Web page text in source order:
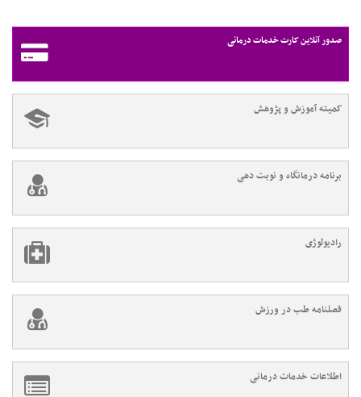
صدور آنلاین کارت خدمات درمانی
کمیته آموزش و پژوهش
برنامه درمانگاه و نوبت دهی
رادیولوژی
فصلنامه طب در ورزش
اطلاعات خدمات درمانی